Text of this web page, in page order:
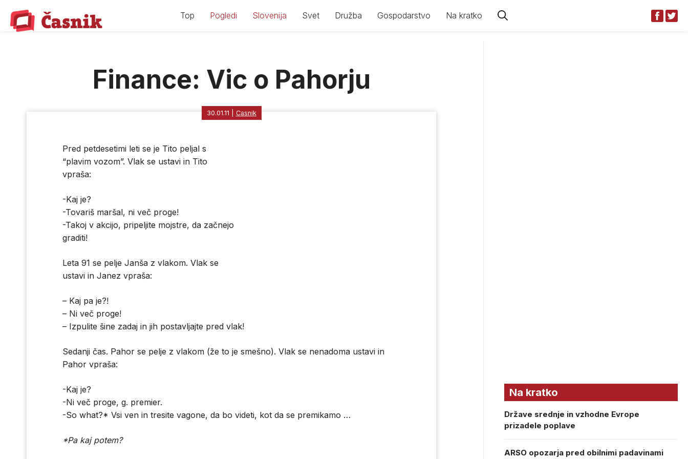
content
Top Pogledi Slovenija Svet Družba Gospodarstvo Na kratko
Finance: Vic o Pahorju
30.01.11 Casnik
Pred petdesetimi leti se je Tito peljal s
“plavim vozom”. Vlak se ustavi in Tito
vpraša:
-Kaj je?
-Tovariš maršal, ni več proge!
-Takoj v akcijo, pripeljite mojstre, da začnejo
graditi!
Leta 91 se pelje Janša z vlakom. Vlak se
ustavi in Janez vpraša:
– Kaj pa je?!
– Ni več proge!
– Izpulite šine zadaj in jih postavljajte pred vlak!
Sedanji čas. Pahor se pelje z vlakom (že to je smešno). Vlak se nenadoma ustavi in
Pahor vpraša:
-Kaj je?
-Ni več proge, g. premier.
-So what?* Vsi ven in tresite vagone, da bo videti, kot da se premikamo …
*Pa kaj potem?
Na kratko
Države srednje in vzhodne Evrope
prizadele poplave
ARSO opozarja pred obilnimi padavinami